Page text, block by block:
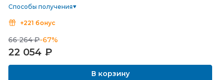
Способы получения
+221 бонус
66 264 ₽-67%
22 054 ₽
В корзину